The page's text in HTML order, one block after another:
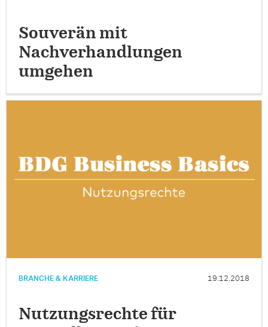
Souverän mit
Nachverhandlungen
umgehen
BRANCHE & KARRIERE 19.12.2018
Nutzungsrechte für